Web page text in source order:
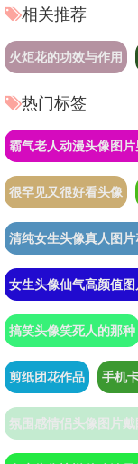
相关推荐
火炬花的功效与作用
热门标签
霸气老人动漫头像图片
很罕见又很好看头像
清纯女生头像真人图片
女生头像仙气高颜值
搞笑头像笑死人的那种
剪纸团花作品 手机
氛围感情侣头像图片